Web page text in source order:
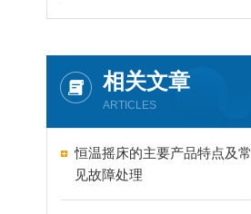
相关文章
ARTICLES
恒温摇床的主要产品特点及常
见故障处理